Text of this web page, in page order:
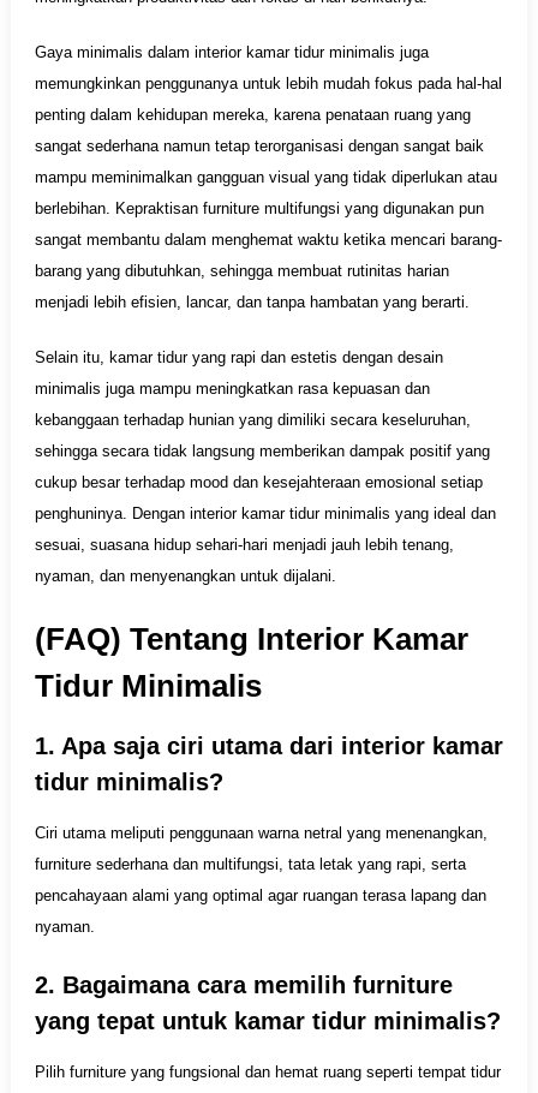
Gaya minimalis dalam interior kamar tidur minimalis juga
memungkinkan penggunanya untuk lebih mudah fokus pada hal-hal
penting dalam kehidupan mereka, karena penataan ruang yang
sangat sederhana namun tetap terorganisasi dengan sangat baik
mampu meminimalkan gangguan visual yang tidak diperlukan atau
berlebihan. Kepraktisan furniture multifungsi yang digunakan pun
sangat membantu dalam menghemat waktu ketika mencari barang-
barang yang dibutuhkan, sehingga membuat rutinitas harian
menjadi lebih efisien, lancar, dan tanpa hambatan yang berarti.
Selain itu, kamar tidur yang rapi dan estetis dengan desain
minimalis juga mampu meningkatkan rasa kepuasan dan
kebanggaan terhadap hunian yang dimiliki secara keseluruhan,
sehingga secara tidak langsung memberikan dampak positif yang
cukup besar terhadap mood dan kesejahteraan emosional setiap
penghuninya. Dengan interior kamar tidur minimalis yang ideal dan
sesuai, suasana hidup sehari-hari menjadi jauh lebih tenang,
nyaman, dan menyenangkan untuk dijalani.
(FAQ) Tentang Interior Kamar
Tidur Minimalis
1. Apa saja ciri utama dari interior kamar
tidur minimalis?
Ciri utama meliputi penggunaan warna netral yang menenangkan,
furniture sederhana dan multifungsi, tata letak yang rapi, serta
pencahayaan alami yang optimal agar ruangan terasa lapang dan
nyaman.
2. Bagaimana cara memilih furniture
yang tepat untuk kamar tidur minimalis?
Pilih furniture yang fungsional dan hemat ruang seperti tempat tidur